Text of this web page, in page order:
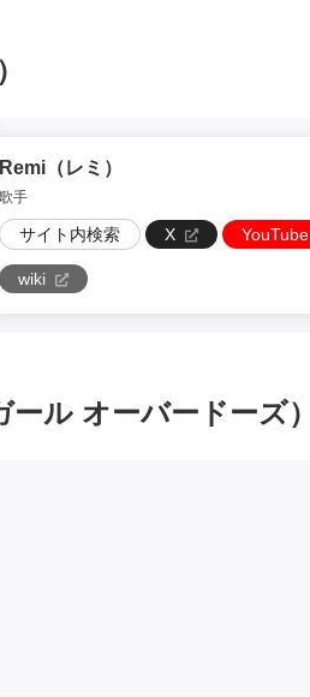
Remi（レミ）
歌手
サイト内検索 X YouTube
wiki
ル オーバードーズ）